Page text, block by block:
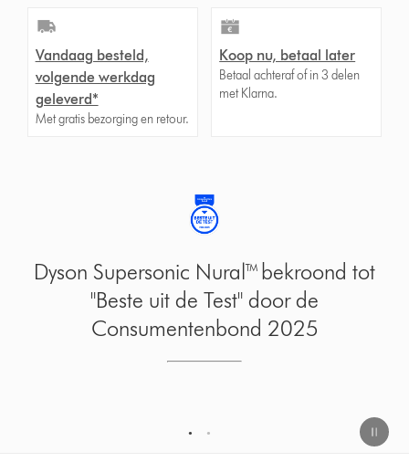
Vandaag besteld,
volgende werkdag
geleverd*
Met gratis bezorging en retour.
Koop nu, betaal later
Betaal achteraf of in 3 delen
met Klarna.
“Ik heb dit kapsel nooit eerder
uitgeprobeerd, maar vind het erg leuk.
Het is bizar hoe de Supersonic Nural™
de temperatuur zó goed afstelt tijdens
1 2